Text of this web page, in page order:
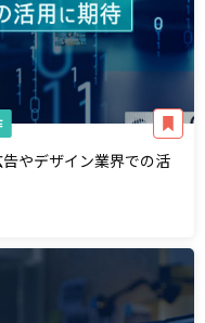
やデザイン業界での活